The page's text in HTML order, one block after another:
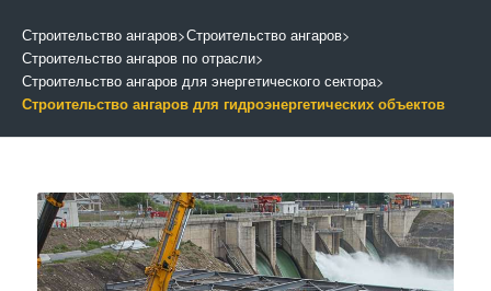
Строительство ангаров>Строительство ангаров>
Строительство ангаров по отрасли>
Строительство ангаров для энергетического сектора>
Строительство ангаров для гидроэнергетических объектов